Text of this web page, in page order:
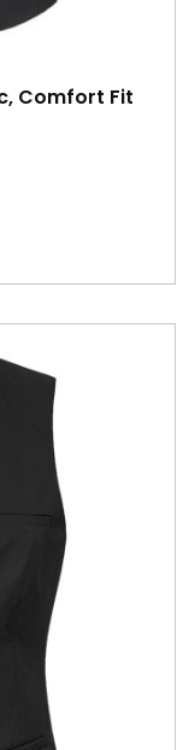
Comfort Fit